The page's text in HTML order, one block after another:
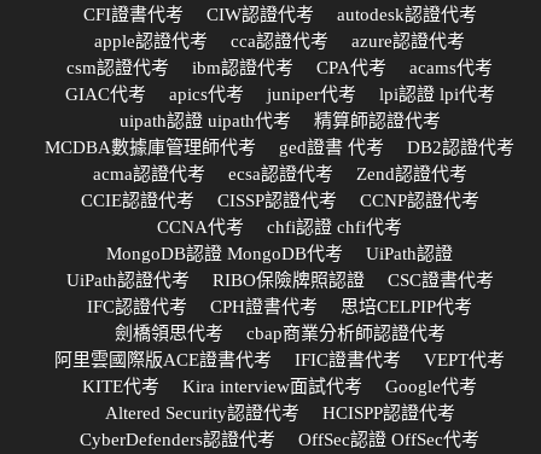
CFI證書代考
CIW認證代考
autodesk認證代考
apple認證代考
cca認證代考
azure認證代考
csm認證代考
ibm認證代考 CPA代考
acams代考
GIAC代考
apics代考 juniper代考
lpi認證 lpi代考
uipath認證 uipath代考
精算師認證代考
MCDBA數據庫管理師代考
ged證書 代考
DB2認證代考
acma認證代考
ecsa認證代考
Zend認證代考
CCIE認證代考
CISSP認證代考
CCNP認證代考
CCNA代考
chfi認證 chfi代考
MongoDB認證 MongoDB代考
UiPath認證
UiPath認證代考
RIBO保險牌照認證
CSC證書代考
IFC認證代考
CPH證書代考
思培CELPIP代考
劍橋領思代考
cbap商業分析師認證代考
阿里雲國際版ACE證書代考
IFIC證書代考
VEPT代考
KITE代考
Kira interview面試代考
Google代考
Altered Security認證代考
HCISPP認證代考
CyberDefenders認證代考
OffSec認證 OffSec代考